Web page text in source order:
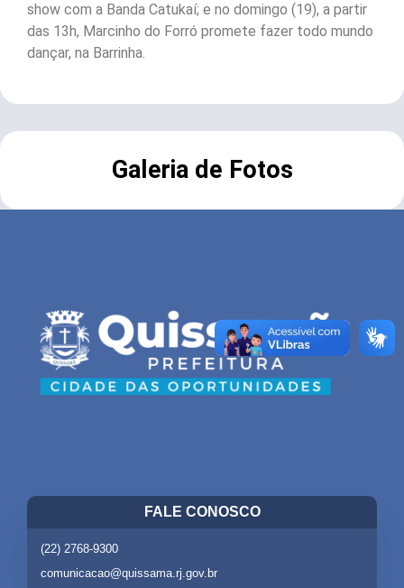
show com a Banda Catukaí; e no domingo (19), a partir
das 13h, Marcinho do Forró promete fazer todo mundo
dançar, na Barrinha.
Galeria de Fotos
FALE CONOSCO
(22) 2768-9300
comunicacao@quissama.rj.gov.br